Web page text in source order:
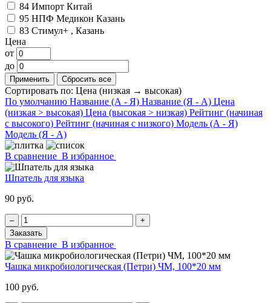
84 Импорт Китай
95 НПФ Медикон Казань
83 Стимул+ , Казань
Цена
от
до
Сортировать по: Цена (низкая → высокая)
По умолчанию Название (А - Я) Название (Я - А) Цена
(низкая > высокая) Цена (высокая > низкая) Рейтинг (начиная
с высокого) Рейтинг (начиная с низкого) Модель (А - Я)
Модель (Я - А)
В сравнение В избранное
Шпатель для языка
90 руб.
‒
+
Заказать
В сравнение В избранное
Чашка микробиологическая (Петри) ЧМ, 100*20 мм
100 руб.